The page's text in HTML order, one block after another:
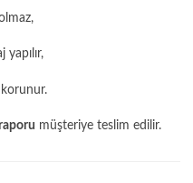
korunur.
müşteriye teslim edilir.